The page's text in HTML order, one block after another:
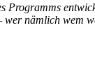
Programms
nämlich wem